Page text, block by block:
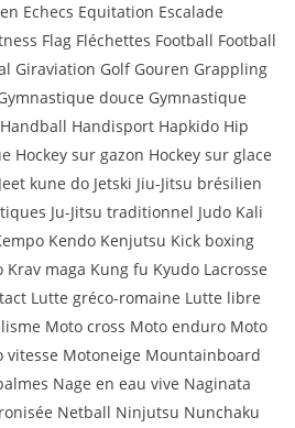
Echecs Equitation Escalade
Flag Fléchettes Football Football
Giraviation Golf Gouren Grappling
douce Gymnastique
Handisport Hapkido Hip
Hockey sur gazon Hockey sur glace
kune do Jetski Jiu-Jitsu brésilien
Ju-Jitsu traditionnel Judo Kali
Kendo Kenjutsu Kick boxing
maga Kung fu Kyudo Lacrosse
Lutte gréco-romaine Lutte libre
Moto cross Moto enduro Moto
Motoneige Mountainboard
Nage en eau vive Naginata
Netball Ninjutsu Nunchaku